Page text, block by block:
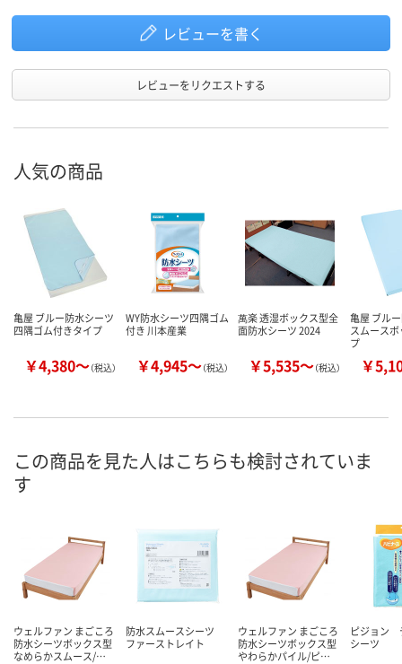
ループ
レビューを書く
レビューをリクエストする
人気の商品
亀屋 ブルー防水シーツ
四隅ゴム付きタイプ
￥4,380～（税込）
WY防水シーツ四隅ゴム
付き 川本産業
￥4,945～（税込）
萬楽 透湿ボックス型全
面防水シーツ 2024
￥5,535～（税込）
亀屋 ブル
スムース
プ
￥
この商品を見た人はこちらも検討されていま
す
ウェルファン まごころ
防水シーツボックス型
なめらかスムース/…
防水スムースシーツ
ファーストレイト
ウェルファン まごころ
防水シーツボックス型
やわらかパイル/ピ…
ピジョン
シーツ